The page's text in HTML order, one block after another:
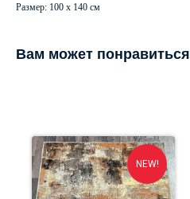
Размер: 100 х 140 см
Вам может понравиться
NEW!